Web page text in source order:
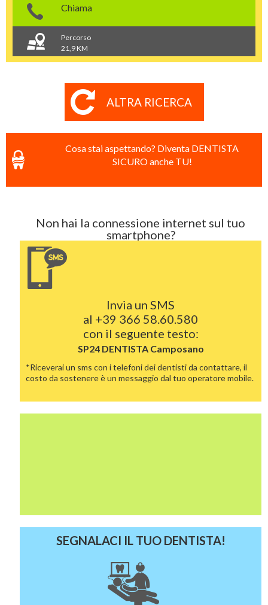
Chiama
Percorso
21,9 KM
ALTRA RICERCA
Cosa stai aspettando? Diventa DENTISTA
SICURO anche TU!
Non hai la connessione internet sul tuo
smartphone?
Invia un SMS
al +39 366 58.60.580
con il seguente testo:
SP24 DENTISTA Camposano
*Riceverai un sms con i telefoni dei dentisti da contattare, il
costo da sostenere è un messaggio dal tuo operatore mobile.
SEGNALACI IL TUO DENTISTA!